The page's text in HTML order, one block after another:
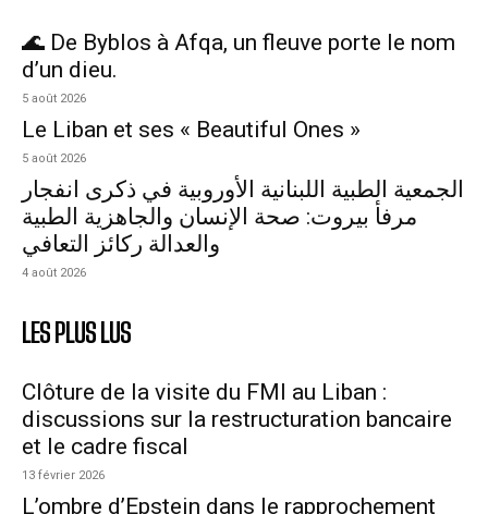
🌊 De Byblos à Afqa, un fleuve porte le nom
d’un dieu.
5 août 2026
Le Liban et ses « Beautiful Ones »
5 août 2026
الجمعية الطبية اللبنانية الأوروبية في ذكرى انفجار
مرفأ بيروت: صحة الإنسان والجاهزية الطبية
والعدالة ركائز التعافي
4 août 2026
LES PLUS LUS
Clôture de la visite du FMI au Liban :
discussions sur la restructuration bancaire
et le cadre fiscal
13 février 2026
L’ombre d’Epstein dans le rapprochement